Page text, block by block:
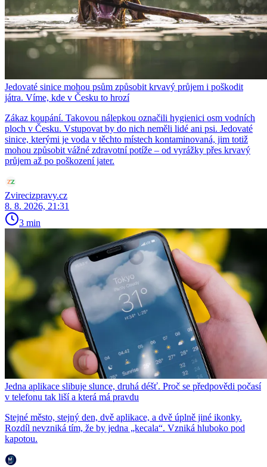
Jedovaté sinice mohou psům způsobit krvavý průjem i poškodit
játra. Víme, kde v Česku to hrozí
Zákaz koupání. Takovou nálepkou označili hygienici osm vodních
ploch v Česku. Vstupovat by do nich neměli lidé ani psi. Jedovaté
sinice, kterými je voda v těchto místech kontaminovaná, jim totiž
mohou způsobit vážné zdravotní potíže – od vyrážky přes krvavý
průjem až po poškození jater.
Zvirecizpravy.cz
8. 8. 2026, 21:31
3 min
Jedna aplikace slibuje slunce, druhá déšť. Proč se předpovědi počasí
v telefonu tak liší a která má pravdu
Stejné město, stejný den, dvě aplikace, a dvě úplně jiné ikonky.
Rozdíl nevzniká tím, že by jedna „kecala“. Vzniká hluboko pod
kapotou.